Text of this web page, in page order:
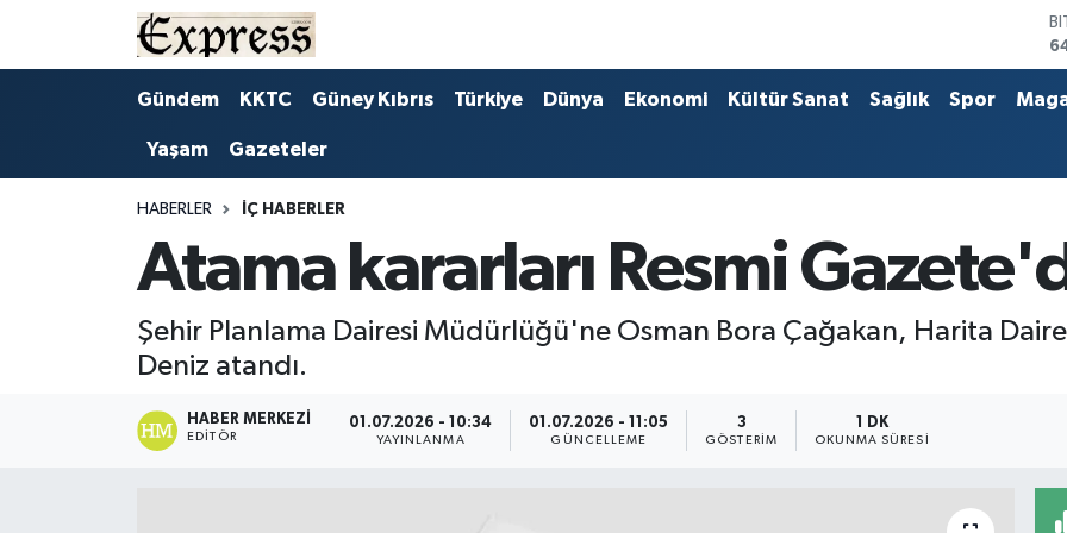
Gündem KKTC Güney Kıbrıs Türkiye Dünya Ekonomi Kültür Sanat Sağlık Spor
Yaşam Gazeteler
HABERLER İÇ HABERLER
Atama kararları Resmi
Şehir Planlama Dairesi Müdürlüğü'ne Osman Bora Çağakan, Harita
Deniz atandı.
HABER MERKEZI
EDITÖR
01.07.2026 - 10:34
YAYINLANMA
01.07.2026 - 11:05
GÜNCELLEME
3
GÖSTERIM
1 DK
OKUNMA SÜRESI
ALAYKÖY
ALSANCAK
ÇATALKÖY
EKONOMİ
Hava Durumu
Trafik Durumu
Süper Lig Puan Durumu ve Fikstür
Tüm Manşetler
Son Dakika Haberleri